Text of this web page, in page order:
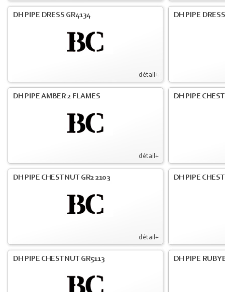
détail+
DH PIPE DRESS GR4134 DH PIPE
détail+
DH PIPE AMBER 2 FLAMES DH PIPE
détail+
DH PIPE CHESTNUT GR2 2103 DH PIPE
DH PIPE CHESTNUT GR5113 DH PIPE